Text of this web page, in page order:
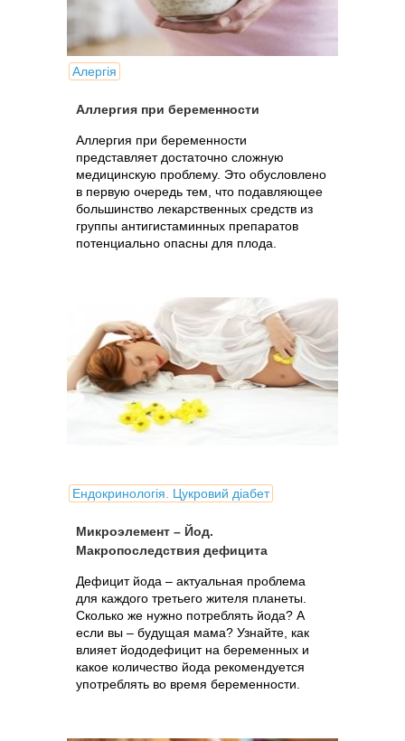
Алергія
Аллергия при беременности
Аллергия при беременности
представляет достаточно сложную
медицинскую проблему. Это обусловлено
в первую очередь тем, что подавляющее
большинство лекарственных средств из
группы антигистаминных препаратов
потенциально опасны для плода.
Ендокринологія. Цукровий діабет
Микроэлемент – Йод.
Макропоследствия дефицита
Дефицит йода – актуальная проблема
для каждого третьего жителя планеты.
Сколько же нужно потреблять йода? А
если вы – будущая мама? Узнайте, как
влияет йододефицит на беременных и
какое количество йода рекомендуется
употреблять во время беременности.